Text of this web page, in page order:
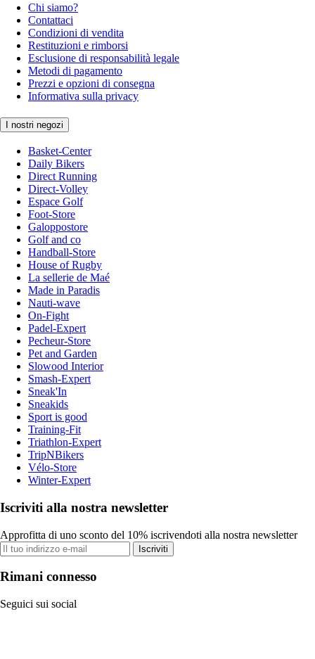
Chi siamo?
Contattaci
Condizioni di vendita
Restituzioni e rimborsi
Esclusione di responsabilità legale
Metodi di pagamento
Prezzi e opzioni di consegna
Informativa sulla privacy
I nostri negozi
Basket-Center
Daily Bikers
Direct Running
Direct-Volley
Espace Golf
Foot-Store
Galoppostore
Golf and co
Handball-Store
House of Rugby
La sellerie de Maé
Made in Paradis
Nauti-wave
On-Fight
Padel-Expert
Pecheur-Store
Pet and Garden
Slowood Interior
Smash-Expert
Sneak'In
Sneakids
Sport is good
Training-Fit
Triathlon-Expert
TripNBikers
Vélo-Store
Winter-Expert
Iscriviti alla nostra newsletter
Approfitta di uno sconto del 10% iscrivendoti alla nostra newsletter
Iscriviti
Rimani connesso
Seguici sui social